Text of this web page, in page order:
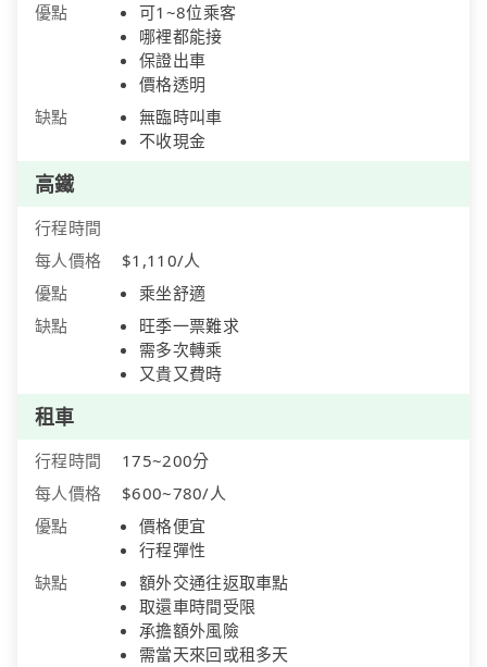
優點
可1~8位乘客
哪裡都能接
保證出車
價格透明
缺點
無臨時叫車
不收現金
高鐵
行程時間
每人價格
$1,110/人
優點
乘坐舒適
缺點
旺季一票難求
需多次轉乘
又貴又費時
租車
行程時間
175~200分
每人價格
$600~780/人
優點
價格便宜
行程彈性
缺點
額外交通往返取車點
取還車時間受限
承擔額外風險
需當天來回或租多天